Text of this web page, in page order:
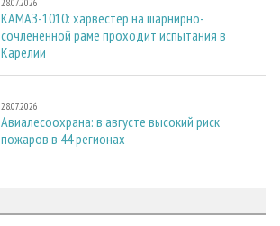
28.07.2026
КАМАЗ-1010: харвестер на шарнирно-
сочлененной раме проходит испытания в
Карелии
28.07.2026
Авиалесоохрана: в августе высокий риск
пожаров в 44 регионах